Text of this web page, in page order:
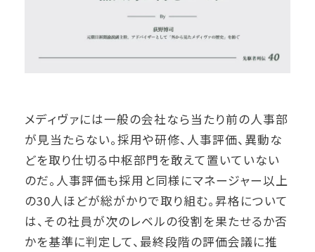
メディヴァには一般の会社なら当たり前の人事部
が見当たらない。採用や研修、人事評価、異動な
どを取り仕切る中枢部門を敢えて置いていない
のだ。人事評価も採用と同様にマネージャー以上
の30人ほどが総がかりで取り組む。昇格について
は、その社員が次のレベルの役割を果たせるか否
かを基準に判定して、最終段階の評価会議に推